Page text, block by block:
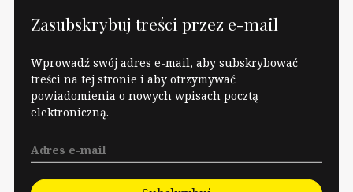
Zasubskrybuj treści przez e-mail
Wprowadź swój adres e-mail, aby subskrybować
treści na tej stronie i aby otrzymywać
powiadomienia o nowych wpisach pocztą
elektroniczną.